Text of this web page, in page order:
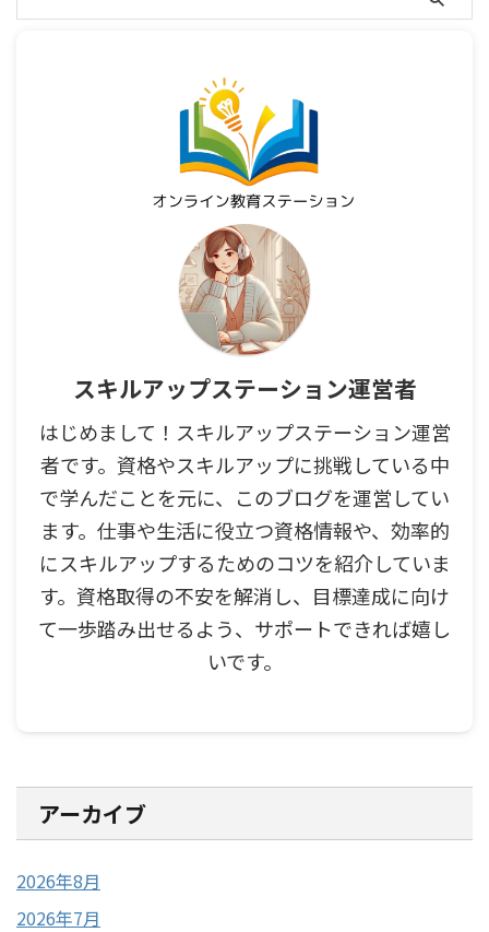
スキルアップステーション運営者
はじめまして！スキルアップステーション運営
者です。資格やスキルアップに挑戦している中
で学んだことを元に、このブログを運営してい
ます。仕事や生活に役立つ資格情報や、効率的
にスキルアップするためのコツを紹介していま
す。資格取得の不安を解消し、目標達成に向け
て一歩踏み出せるよう、サポートできれば嬉し
いです。
アーカイブ
2026年8月
2026年7月